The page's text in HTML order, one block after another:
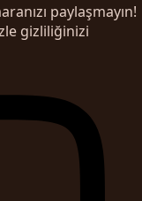
paylaşmayın!
gizliliğinizi